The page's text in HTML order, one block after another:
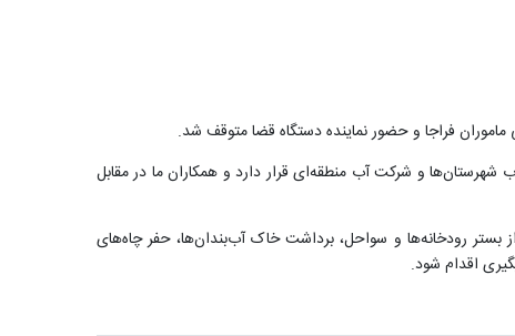
فراجا و حضور نماینده دستگاه قضا متوقف شد.
شهرستان‌ها و شرکت آب منطقه‌ای قرار دارد و همکاران ما در مقابل
رودخانه‌ها و سواحل، برداشت خاک آب‌بندان‌ها، حفر چاه‌های